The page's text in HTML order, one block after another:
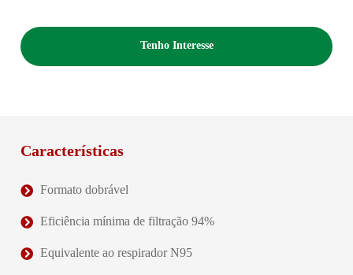
Tenho Interesse
Características
Formato dobrável
Eficiência mínima de filtração 94%
Equivalente ao respirador N95